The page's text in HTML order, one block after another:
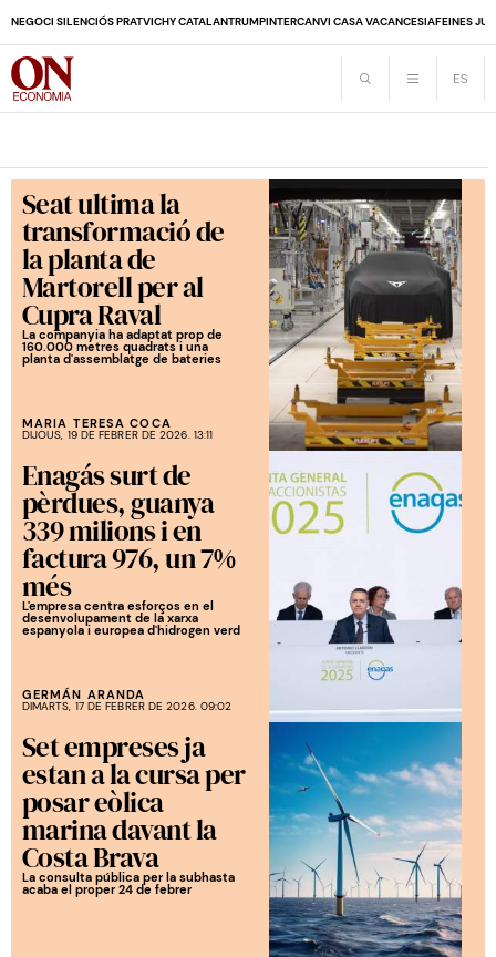
NEGOCI SILENCIÓS PRATVICHY CATALANTRUMPINTERCANVI CASA VACANCESIAFEINES
Seat ultima la
transformació de
la planta de
Martorell per al
Cupra Raval
La companyia ha adaptat prop de
160.000 metres quadrats i una
planta d'assemblatge de bateries
MARIA TERESA COCA
DIJOUS, 19 DE FEBRER DE 2026. 13:11
Enagás surt de
pèrdues, guanya
339 milions i en
factura 976, un 7%
més
L'empresa centra esforços en el
desenvolupament de la xarxa
espanyola i europea d'hidrogen verd
GERMÁN ARANDA
DIMARTS, 17 DE FEBRER DE 2026. 09:02
Set empreses ja
estan a la cursa per
posar eòlica
marina davant la
Costa Brava
La consulta pública per la subhasta
acaba el proper 24 de febrer